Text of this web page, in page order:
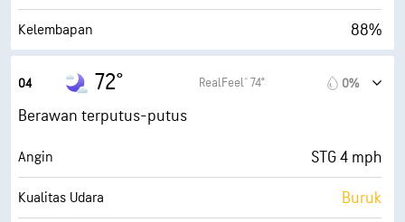
Kelembapan 88%
Titik Embun
AccuLumen Brightness Index™
Tutupan Awan 51%
Jarak Pandang 10 mi
04 72° RealFeel® 74° 0%
Berawan terputus-putus
Angin STG 4 mph
Kualitas Udara Buruk